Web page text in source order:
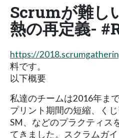
Scrumが難し
熱の再定義-
https://
料です。
以下概要
私達のチームは2016年ま
プリント期間の短縮、く
SM、などのプラクティス
てきました。スクラムガ